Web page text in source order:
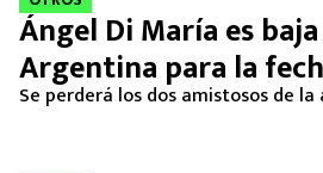
Ángel Di María es
Argentina para la
Se perderá los dos amistosos de